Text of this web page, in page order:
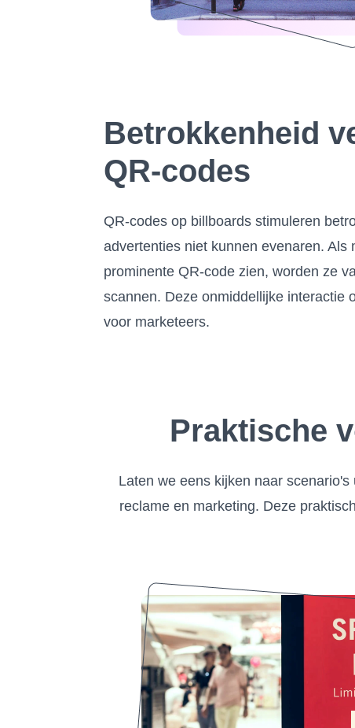
Betrokkenheid
QR-codes
QR-codes op billboards stimuleren
advertenties niet kunnen evenaren. Als
prominente QR-code zien, worden ze
scannen. Deze onmiddellijke interactie
voor marketeers.
Praktische
Laten we eens kijken naar
reclame en marketing. Deze